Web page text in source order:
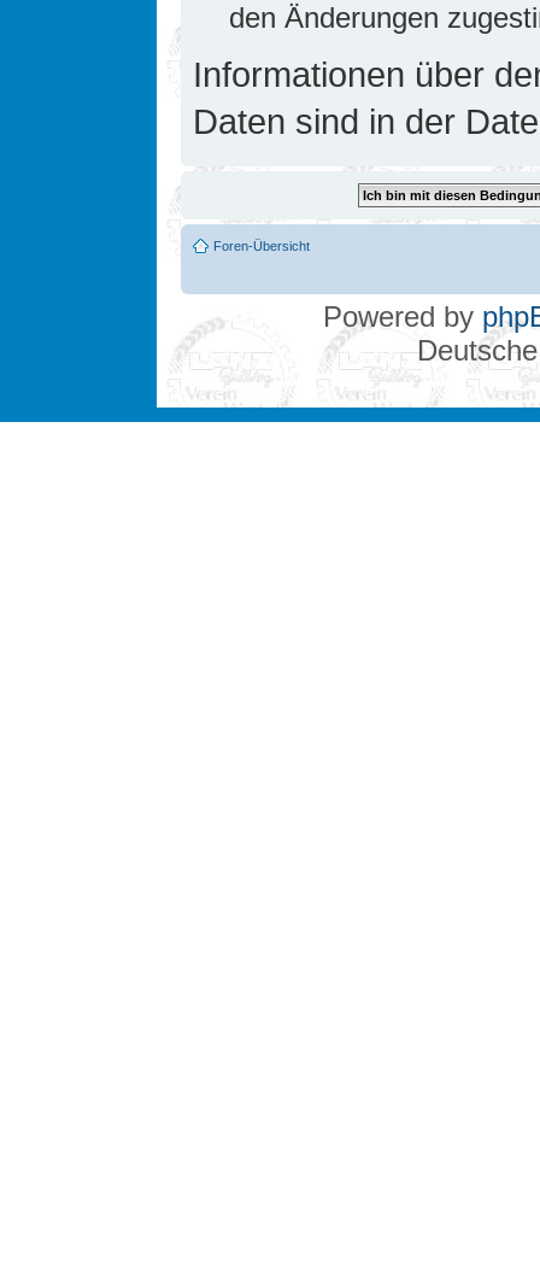
den Änderungen
Informationen über
Daten sind in der
Foren-Übersicht
Powered by